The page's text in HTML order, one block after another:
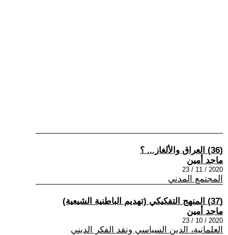
(36) العراق والألغاز... ؟
ماجد أمين
2020 / 11 / 23
المجتمع المدني
(37) المنهج التفكيكي (تهديم الباطنية الشيعية)
ماجد أمين
2020 / 10 / 23
العلمانية، الدين السياسي ونقد الفكر الديني